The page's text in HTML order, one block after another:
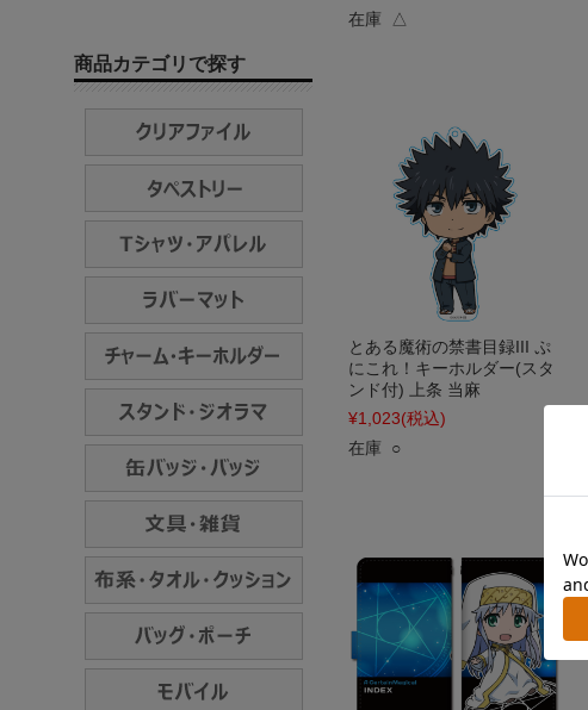
在庫 △
とある魔術の禁書目録III ぷ
にこれ！キーホルダー(スタ
ンド付) 上条 当麻
¥1,023(税込)
在庫 ○
商品カテゴリで探す